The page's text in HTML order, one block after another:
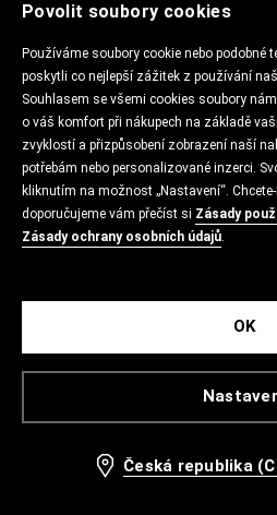
Povolit soubory cookies
Používáme soubory cookie nebo podobné
poskytli co nejlepší zážitek z používání
Souhlasem se všemi cookies soubory
o váš komfort při nákupech na základě
zvyklostí a přizpůsobení zobrazení naší
potřebám nebo personalizované inzerci.
kliknutím na možnost „Nastavení“.
doporučujeme vám přečíst si Zásady
Zásady ochrany osobních údajů.
OK
Česká republika